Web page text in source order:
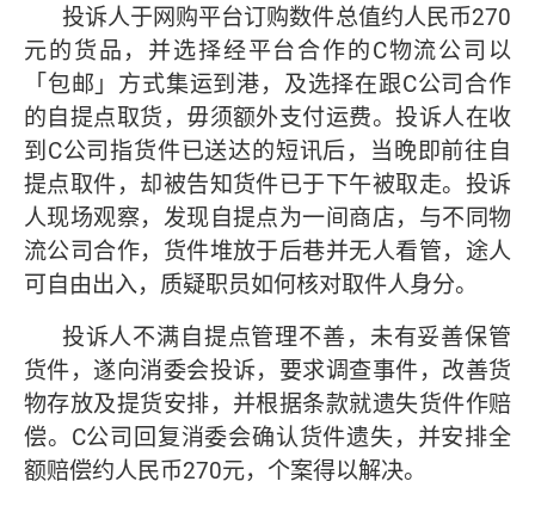
投诉人于网购平台订购数件总值约人民币270
元的货品，并选择经平台合作的C物流公司以
「包邮」方式集运到港，及选择在跟C公司合作
的自提点取货，毋须额外支付运费。投诉人在收
到C公司指货件已送达的短讯后，当晚即前往自
提点取件，却被告知货件已于下午被取走。投诉
人现场观察，发现自提点为一间商店，与不同物
流公司合作，货件堆放于后巷并无人看管，途人
可自由出入，质疑职员如何核对取件人身分。
投诉人不满自提点管理不善，未有妥善保管
货件，遂向消委会投诉，要求调查事件，改善货
物存放及提货安排，并根据条款就遗失货件作赔
偿。C公司回复消委会确认货件遗失，并安排全
额赔偿约人民币270元，个案得以解决。